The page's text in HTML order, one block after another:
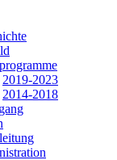
2019-2023
2014-2018